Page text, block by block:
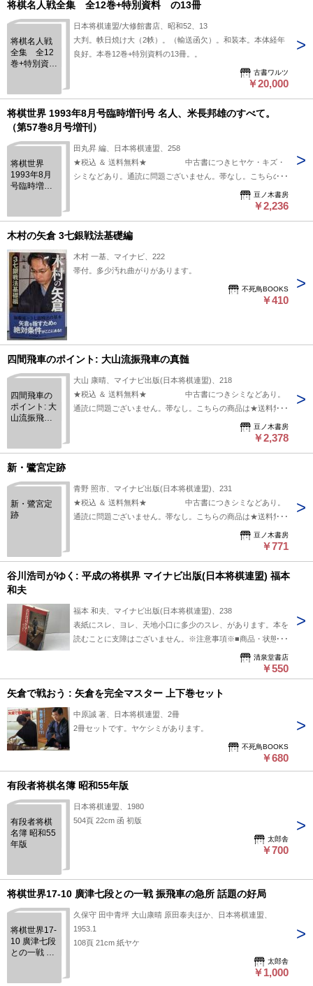
将棋名人戦全集 全12巻+特別資料 の13冊
将棋名人戦
全集 全12
巻+特別資
日本将棋連盟/大修館書店、昭和52、13
大判。帙日焼け大（2帙）。（輸送函欠）。和装本。本体経年
良好。本巻12巻+特別資料の13冊。。
古書ワルツ
￥20,000
将棋世界 1993年8月号臨時増刊号 名人、米長邦雄のすべて。
（第57巻8月号増刊）
将棋世界
1993年8月
号臨時増刊
べて。（第
57巻8月号増
刊）
田丸昇 編、日本将棋連盟、258
★税込 ＆ 送料無料★ 中古書につきヒヤケ・キズ・
シミなどあり。通読に問題ございません。帯なし。こちらの商
豆ノ木書房
￥2,236
木村の矢倉 3七銀戦法基礎編
木村 一基、マイナビ、222
帯付。多少汚れ曲がりがあります。
不死鳥BOOKS
￥410
四間飛車のポイント: 大山流振飛車の真髄
四間飛車の
ポイント: 大
山流振飛車
大山 康晴、マイナビ出版(日本将棋連盟)、218
★税込 ＆ 送料無料★ 中古書につきシミなどあり。
通読に問題ございません。帯なし。こちらの商品は★送料無料
豆ノ木書房
￥2,378
新・鷺宮定跡
新・鷺宮定
跡
青野 照市、マイナビ出版(日本将棋連盟)、231
★税込 ＆ 送料無料★ 中古書につきシミなどあり。
通読に問題ございません。帯なし。こちらの商品は★送料無料
豆ノ木書房
￥771
谷川浩司がゆく: 平成の将棋界 マイナビ出版(日本将棋連盟) 福本
和夫
福本 和夫、マイナビ出版(日本将棋連盟)、238
表紙にスレ、ヨレ、天地小口に多少のスレ、があります。本を
読むことに支障はございません。※注意事項※■商品・状態は
コンディションガイドラインに基づき、判断・出品されており
ます。■付録等の付属品がある商品の場合、記載 されていない
物は『付属なし』とご理解下さい。
清泉堂書店
￥550
矢倉で戦おう : 矢倉を完全マスター 上下巻セット
中原誠 著、日本将棋連盟、2冊
2冊セットです。ヤケシミがあります。
不死鳥BOOKS
￥680
有段者将棋名簿 昭和55年版
有段者将棋
名簿 昭和55
年版
日本将棋連盟、1980
504頁 22cm 函 初版
太郎舎
￥700
将棋世界17-10 廣津七段との一戦 振飛車の急所 話題の好局
将棋世界17-
10 廣津七段
との一戦 振
久保守 田中青坪 大山康晴 原田泰夫ほか、日本将棋連盟、
1953.1
108頁 21cm 紙ヤケ
太郎舎
￥1,000